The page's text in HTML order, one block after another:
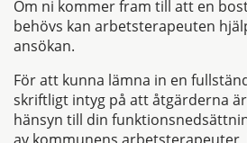
Om ni kommer fram till att en
behövs kan arbetsterapeuten
ansökan.
För att kunna lämna in en
skriftligt intyg på att åtgärderna
hänsyn till din